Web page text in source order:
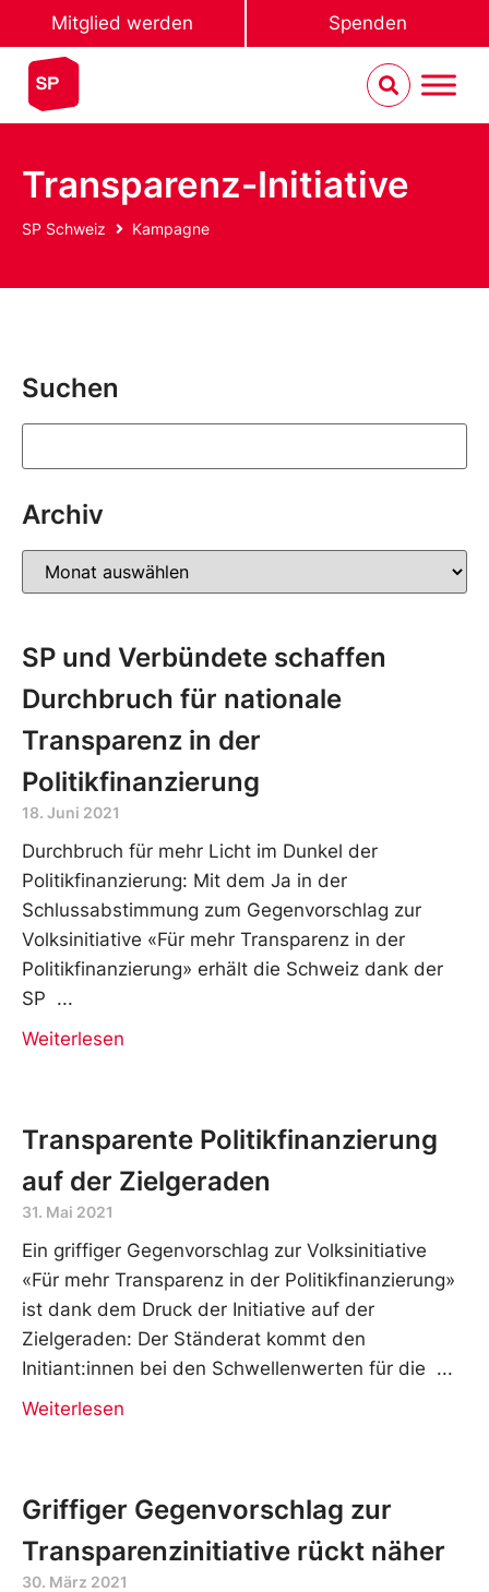
Mitglied werden Spenden
Transparenz-Initiative
SP Schweiz Kampagne
Suchen
Archiv
SP und Verbündete schaffen
Durchbruch für nationale
Transparenz in der
Politikfinanzierung
18. Juni 2021
Durchbruch für mehr Licht im Dunkel der
Politikfinanzierung: Mit dem Ja in der
Schlussabstimmung zum Gegenvorschlag zur
Volksinitiative «Für mehr Transparenz in der
Politikfinanzierung» erhält die Schweiz dank der
SP
Weiterlesen
Transparente Politikfinanzierung
auf der Zielgeraden
31. Mai 2021
Ein griffiger Gegenvorschlag zur Volksinitiative
«Für mehr Transparenz in der Politikfinanzierung»
ist dank dem Druck der Initiative auf der
Zielgeraden: Der Ständerat kommt den
Initiant:innen bei den Schwellenwerten für die
Weiterlesen
Griffiger Gegenvorschlag zur
Transparenzinitiative rückt näher
30. März 2021